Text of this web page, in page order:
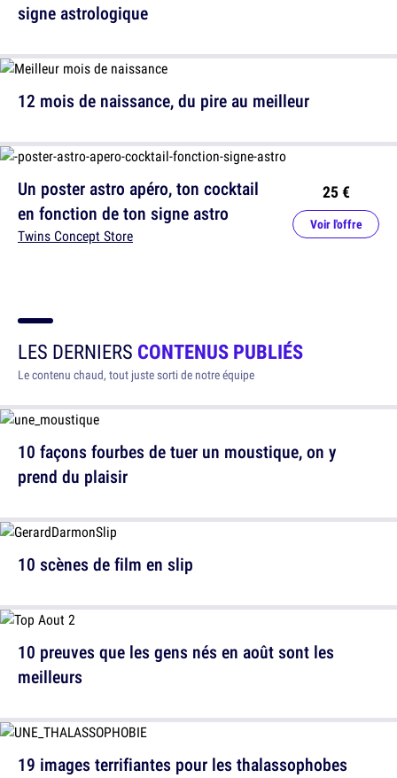
signe astrologique
Un poster astro apéro, ton cocktail
en fonction de ton signe astro
Twins Concept Store
25 €
Voir l'offre
12 mois de naissance, du pire au meilleur
LES DERNIERS CONTENUS PUBLIÉS
Le contenu chaud, tout juste sorti de notre équipe
10 façons fourbes de tuer un moustique, on y
prend du plaisir
10 preuves que les gens nés en août sont les
meilleurs
10 scènes de film en slip
19 images terrifiantes pour les thalassophobes